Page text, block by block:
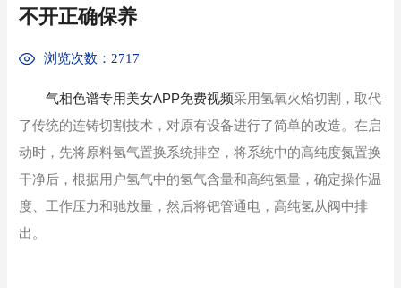
不开正确保养
浏览次数：2717
气相色谱专用美女APP免费视频采用氢氧火焰切割，取代
了传统的连铸切割技术，对原有设备进行了简单的改造。在启
动时，先将原料氢气置换系统排空，将系统中的高纯度氮置换
干净后，根据用户氢气中的氢气含量和高纯氢量，确定操作温
度、工作压力和驰放量，然后将钯管通电，高纯氢从阀中排
出。